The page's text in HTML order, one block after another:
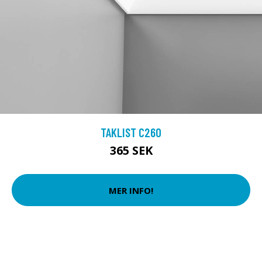
TAKLIST C260
365 SEK
MER INFO!